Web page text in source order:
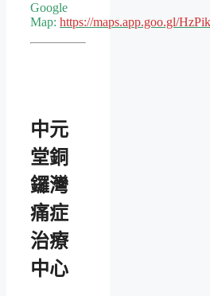
Google
Map: https://maps.app.goo.gl/
中元
堂銅
鑼灣
痛症
治療
中心